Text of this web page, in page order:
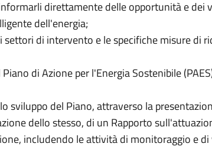
direttamente delle opportunità e dei
dell'energia;
settori di intervento e le specifiche misure di
di Azione per l'Energia Sostenibile
sviluppo del Piano, attraverso la
dello stesso, di un Rapporto
includendo le attività di monitoraggio e di